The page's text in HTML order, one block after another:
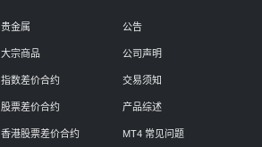
贵金属
大宗商品
指数差价合约
股票差价合约
香港股票差价合约
公告
公司声明
交易须知
产品综述
MT4 常见问题